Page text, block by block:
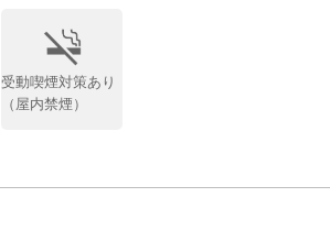
受動喫煙対策あり
（屋内禁煙）